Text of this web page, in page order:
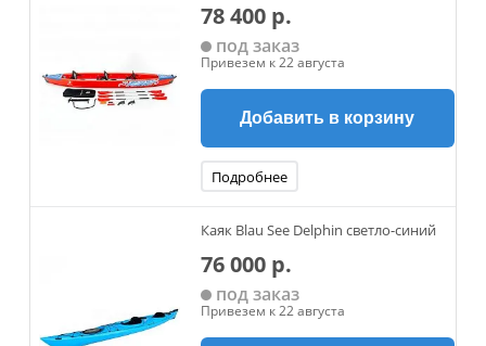
78 400 р.
под заказ
Привезем к 22 августа
Добавить в корзину
Подробнее
Каяк Blau See Delphin светло-синий
76 000 р.
под заказ
Привезем к 22 августа